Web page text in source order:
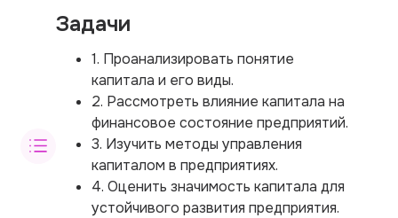
Задачи
1. Проанализировать понятие
капитала и его виды.
2. Рассмотреть влияние капитала на
финансовое состояние предприятий.
3. Изучить методы управления
капиталом в предприятиях.
4. Оценить значимость капитала для
устойчивого развития предприятия.